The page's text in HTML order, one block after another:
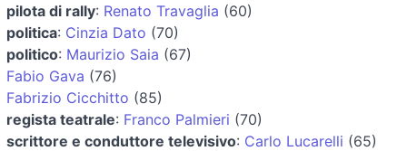
pilota di rally: Renato Travaglia (60)
politica: Cinzia Dato (70)
politico: Maurizio Saia (67)
Fabio Gava (76)
Fabrizio Cicchitto (85)
regista teatrale: Franco Palmieri (70)
scrittore e conduttore televisivo: Carlo Lucarelli (65)